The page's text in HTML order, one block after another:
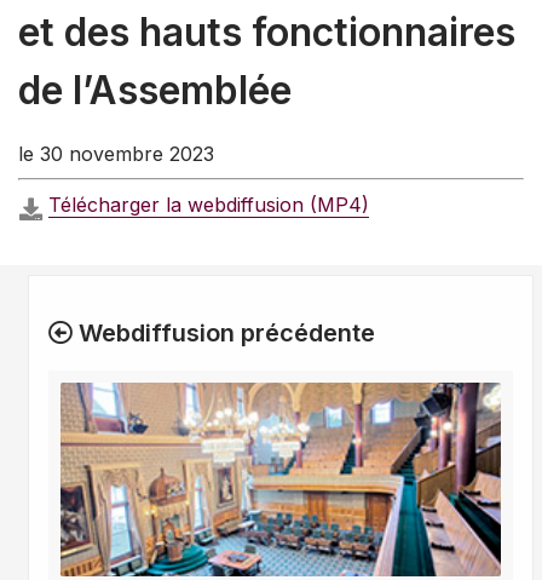
et des hauts fonctionnaires
de l’Assemblée
le 30 novembre 2023
Télécharger la webdiffusion (MP4)
Webdiffusion précédente